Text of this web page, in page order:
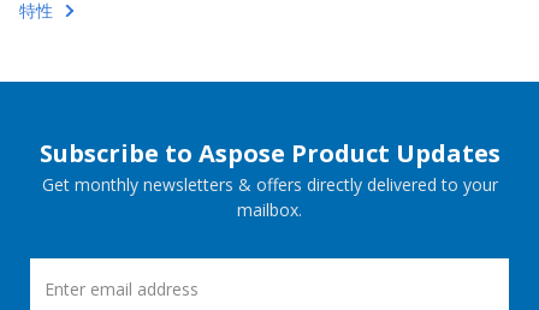
特性
Subscribe to Aspose Product Updates
Get monthly newsletters & offers directly delivered to your
mailbox.